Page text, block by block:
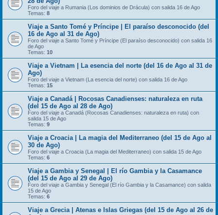
Foro del viaje a Rumania (Los dominios de Drácula) con salida 16 de Ago
Temas: 8
Viaje a Santo Tomé y Príncipe | El paraíso desconocido (del
16 de Ago al 31 de Ago)
Foro del viaje a Santo Tomé y Príncipe (El paraíso desconocido) con salida 16
de Ago
Temas: 10
Viaje a Vietnam | La esencia del norte (del 16 de Ago al 31 de
Ago)
Foro del viaje a Vietnam (La esencia del norte) con salida 16 de Ago
Temas: 15
Viaje a Canadá | Rocosas Canadienses: naturaleza en ruta
(del 15 de Ago al 28 de Ago)
Foro del viaje a Canadá (Rocosas Canadienses: naturaleza en ruta) con
salida 15 de Ago
Temas: 9
Viaje a Croacia | La magia del Mediterraneo (del 15 de Ago al
30 de Ago)
Foro del viaje a Croacia (La magia del Mediterraneo) con salida 15 de Ago
Temas: 6
Viaje a Gambia y Senegal | El río Gambia y la Casamance
(del 15 de Ago al 29 de Ago)
Foro del viaje a Gambia y Senegal (El río Gambia y la Casamance) con salida
15 de Ago
Temas: 6
Viaje a Grecia | Atenas e Islas Griegas (del 15 de Ago al 26 de